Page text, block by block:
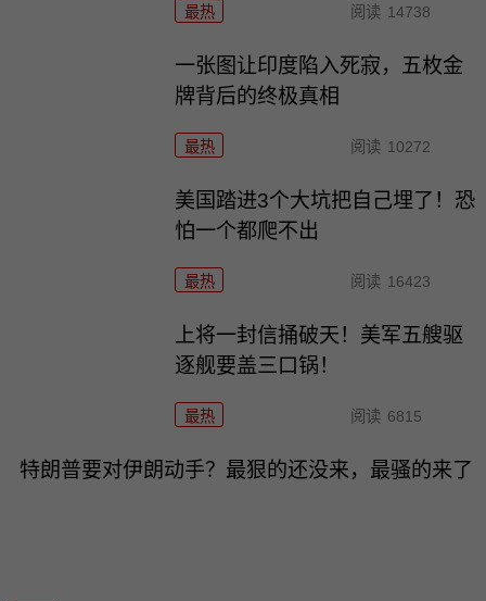
最热 阅读 14738
一张图让印度陷入死寂，五枚金
牌背后的终极真相
最热 阅读 10272
美国踏进3个大坑把自己埋了！恐
怕一个都爬不出
最热 阅读 16423
上将一封信捅破天！美军五艘驱
逐舰要盖三口锅！
最热 阅读 6815
特朗普要对伊朗动手？最狠的还没来，最骚的来了